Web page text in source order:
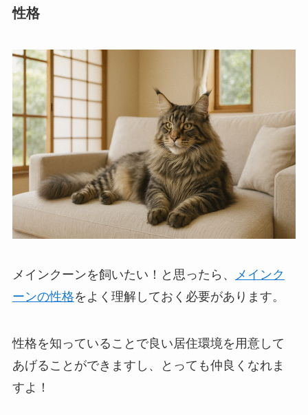
性格
メインクーンを飼いたい！と思ったら、
メインク
ーンの性格をよく理解しておく必要があります。
性格を知っていることで良い居住環境を用意して
あげることができますし、とっても仲良くなれま
すよ！